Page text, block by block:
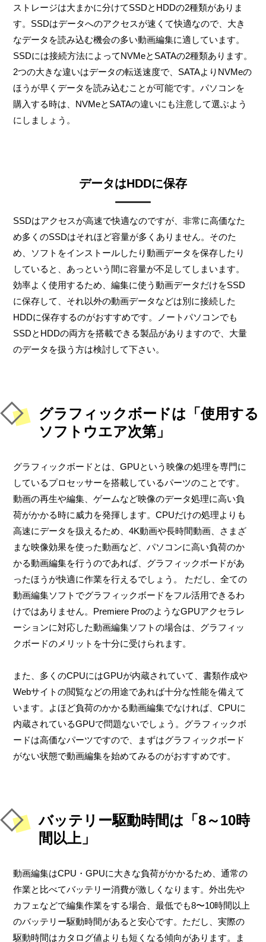
ストレージは大まかに分けてSSDとHDDの2種類がありま
す。SSDはデータへのアクセスが速くて快適なので、大き
なデータを読み込む機会の多い動画編集に適しています。
SSDには接続方法によってNVMeとSATAの2種類あります。
2つの大きな違いはデータの転送速度で、SATAよりNVMeの
ほうが早くデータを読み込むことが可能です。パソコンを
購入する時は、NVMeとSATAの違いにも注意して選ぶよう
にしましょう。
データはHDDに保存
SSDはアクセスが高速で快適なのですが、非常に高価なた
め多くのSSDはそれほど容量が多くありません。そのた
め、ソフトをインストールしたり動画データを保存したり
していると、あっという間に容量が不足してしまいます。
効率よく使用するため、編集に使う動画データだけをSSD
に保存して、それ以外の動画データなどは別に接続した
HDDに保存するのがおすすめです。ノートパソコンでも
SSDとHDDの両方を搭載できる製品がありますので、大量
のデータを扱う方は検討して下さい。
グラフィックボードは「使用する
ソフトウエア次第」
グラフィックボードとは、GPUという映像の処理を専門に
しているプロセッサーを搭載しているパーツのことです。
動画の再生や編集、ゲームなど映像のデータ処理に高い負
荷がかかる時に威力を発揮します。CPUだけの処理よりも
高速にデータを扱えるため、4K動画や長時間動画、さまざ
まな映像効果を使った動画など、パソコンに高い負荷のか
かる動画編集を行うのであれば、グラフィックボードがあ
ったほうが快適に作業を行えるでしょう。 ただし、全ての
動画編集ソフトでグラフィックボードをフル活用できるわ
けではありません。Premiere ProのようなGPUアクセラレ
ーションに対応した動画編集ソフトの場合は、グラフィッ
クボードのメリットを十分に受けられます。
また、多くのCPUにはGPUが内蔵されていて、書類作成や
Webサイトの閲覧などの用途であれば十分な性能を備えて
います。よほど負荷のかかる動画編集でなければ、CPUに
内蔵されているGPUで問題ないでしょう。グラフィックボ
ードは高価なパーツですので、まずはグラフィックボード
がない状態で動画編集を始めてみるのがおすすめです。
バッテリー駆動時間は「8～10時
間以上」
動画編集はCPU・GPUに大きな負荷がかかるため、通常の
作業と比べてバッテリー消費が激しくなります。外出先や
カフェなどで編集作業をする場合、最低でも8〜10時間以上
のバッテリー駆動時間があると安心です。ただし、実際の
駆動時間はカタログ値よりも短くなる傾向があります。ま